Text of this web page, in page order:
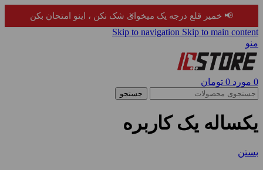
📢 خمیر قلع درجه یک میخوای شک نکن ، اینو امتحان بکن
×
Skip to navigation Skip to main content
منو
0 مورد 0 تومان
جستجو
یکساله یک کاربره
بستن